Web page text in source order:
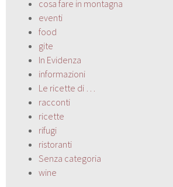
cosa fare in montagna
eventi
food
gite
In Evidenza
informazioni
Le ricette di …
racconti
ricette
rifugi
ristoranti
Senza categoria
wine